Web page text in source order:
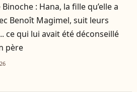
Binoche : Hana, la fille qu’elle a
Benoît Magimel, suit leurs
ce qui lui avait été déconseillé
père